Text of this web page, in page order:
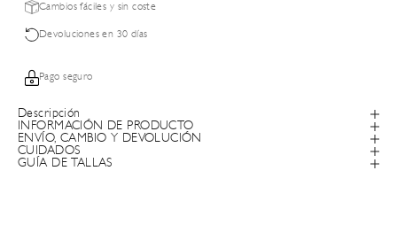
Cambios fáciles y sin coste
Devoluciones en 30 días
Pago seguro
Descripción
INFORMACIÓN DE PRODUCTO
ENVÍO, CAMBIO Y DEVOLUCIÓN
CUIDADOS
GUÍA DE TALLAS